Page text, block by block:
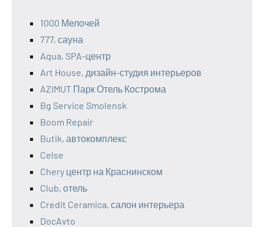
1000 Мелочей
777, сауна
Aqua, SPA-центр
Art House, дизайн-студия интерьеров
AZIMUT Парк Отель Кострома
Bg Service Smolensk
Boom Repair
Butik, автокомплекс
Celse
Chery центр на Краснинском
Club, отель
Credit Ceramica, салон интерьера
DocAvto